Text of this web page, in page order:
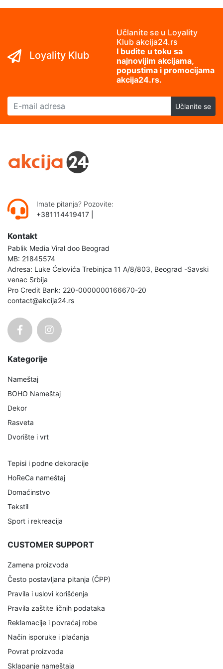
Loyality Klub
Učlanite se u Loyality
Klub akcija24.rs
I budite u toku sa
najnovijim akcijama,
popustima i promocijama
akcija24.rs.
E-mail adresa
Učlanite se
Imate pitanja? Pozovite:
+381114419417
Kontakt
Pablik Media Viral doo Beograd
MB: 21845574
Adresa: Luke Ćelovića Trebinjca 11 A/8/803, Beograd -Savski
venac Srbija
Pro Credit Bank: 220-0000000166670-20
contact@akcija24.rs
Kategorije
Nameštaj
BOHO Nameštaj
Dekor
Rasveta
Dvorište i vrt
Tepisi i podne dekoracije
HoReCa nameštaj
Domaćinstvo
Tekstil
Sport i rekreacija
CUSTOMER SUPPORT
Zamena proizvoda
Često postavljana pitanja (ČPP)
Pravila i uslovi korišćenja
Pravila zaštite ličnih podataka
Reklamacije i povraćaj robe
Način isporuke i plaćanja
Povrat proizvoda
Sklapanje nameštaja